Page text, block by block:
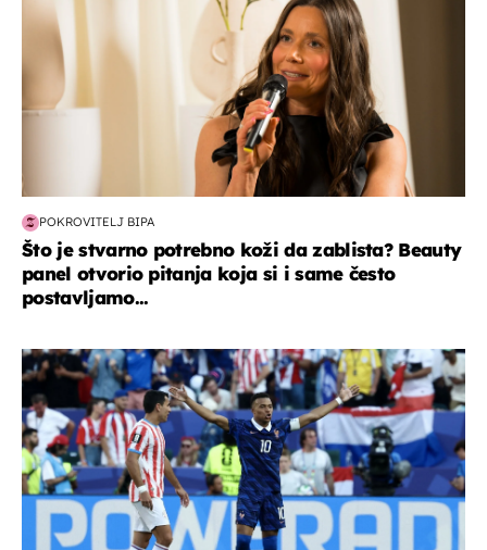
POKROVITELJ BIPA
Što je stvarno potrebno koži da zablista? Beauty
panel otvorio pitanja koja si i same često
postavljamo...
svjetsko prvenstvo 2026